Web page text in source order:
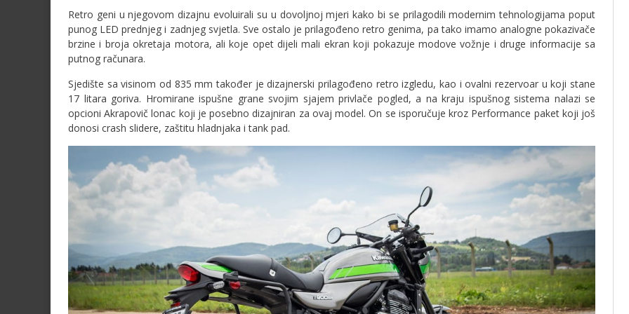
Retro geni u njegovom dizajnu evoluirali su u dovoljnoj mjeri kako bi se prilagodili modernim tehnologijama poput
punog LED prednjeg i zadnjeg svjetla. Sve ostalo je prilagođeno retro genima, pa tako imamo analogne pokazivače
brzine i broja okretaja motora, ali koje opet dijeli mali ekran koji pokazuje modove vožnje i druge informacije sa
putnog računara.
Sjedište sa visinom od 835 mm također je dizajnerski prilagođeno retro izgledu, kao i ovalni rezervoar u koji stane
17 litara goriva. Hromirane ispušne grane svojim sjajem privlače pogled, a na kraju ispušnog sistema nalazi se
opcioni Akrapovič lonac koji je posebno dizajniran za ovaj model. On se isporučuje kroz Performance paket koji još
donosi crash slidere, zaštitu hladnjaka i tank pad.